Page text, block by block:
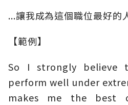
...讓我成為這個職位最好的
【範例】
So I strongly
perform well under
makes me the best